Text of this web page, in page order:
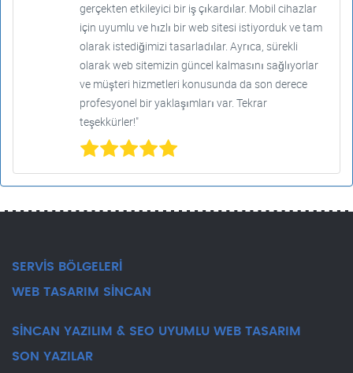
gerçekten etkileyici bir iş çıkardılar. Mobil cihazlar
için uyumlu ve hızlı bir web sitesi istiyorduk ve tam
olarak istediğimizi tasarladılar. Ayrıca, sürekli
olarak web sitemizin güncel kalmasını sağlıyorlar
ve müşteri hizmetleri konusunda da son derece
profesyonel bir yaklaşımları var. Tekrar
teşekkürler!"
SERVİS BÖLGELERİ
WEB TASARIM SİNCAN
SİNCAN YAZILIM & SEO UYUMLU WEB TASARIM
SON YAZILAR